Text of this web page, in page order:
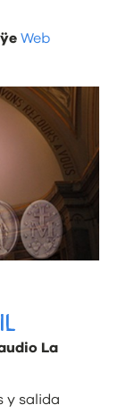
Web
La
y salida